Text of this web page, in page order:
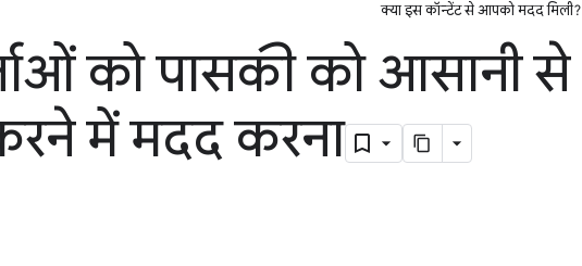
क्या इस कॉन्टेंट से आपको मदद मिली?
को पासकी को आसानी से
में मदद करना